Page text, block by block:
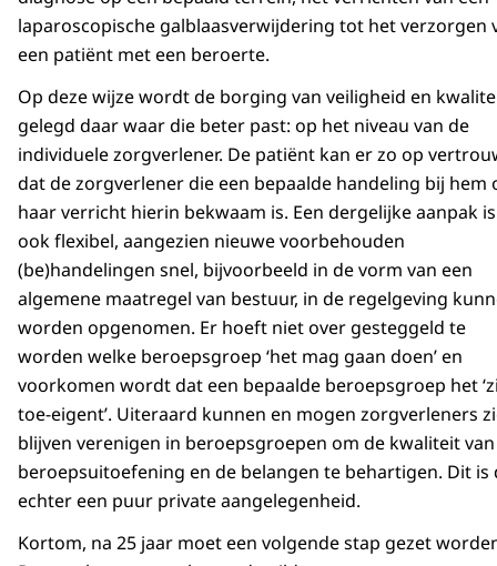
laparoscopische galblaasverwijdering tot het verzorgen
een patiënt met een beroerte.
Op deze wijze wordt de borging van veiligheid en
gelegd daar waar die beter past: op het niveau van de
individuele zorgverlener. De patiënt kan er zo op
dat de zorgverlener die een bepaalde handeling bij hem
haar verricht hierin bekwaam is. Een dergelijke aanpak is
ook flexibel, aangezien nieuwe voorbehouden
(be)handelingen snel, bijvoorbeeld in de vorm van een
algemene maatregel van bestuur, in de regelgeving
worden opgenomen. Er hoeft niet over gesteggeld te
worden welke beroepsgroep ‘het mag gaan doen’ en
voorkomen wordt dat een bepaalde beroepsgroep het
toe-eigent’. Uiteraard kunnen en mogen zorgverleners
blijven verenigen in beroepsgroepen om de kwaliteit
beroepsuitoefening en de belangen te behartigen. Dit is
echter een puur private aangelegenheid.
Kortom, na 25 jaar moet een volgende stap gezet